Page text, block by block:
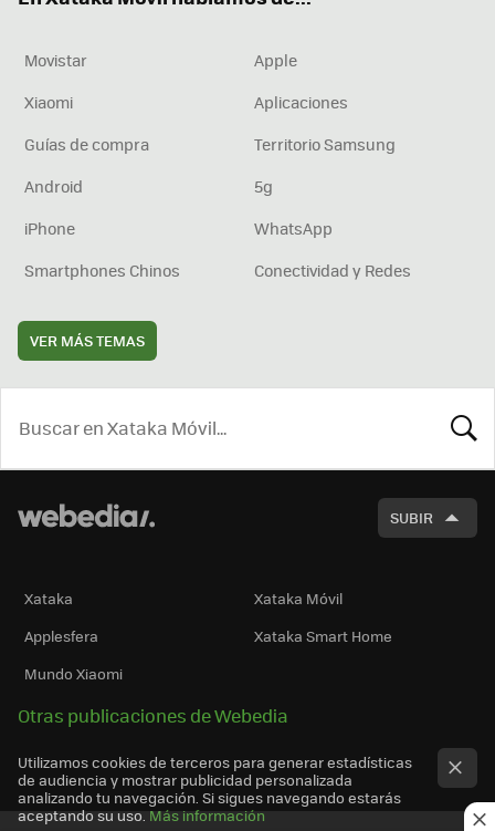
Movistar
Apple
Xiaomi
Aplicaciones
Guías de compra
Territorio Samsung
Android
5g
iPhone
WhatsApp
Smartphones Chinos
Conectividad y Redes
VER MÁS TEMAS
SUBIR
Xataka
Xataka Móvil
Applesfera
Xataka Smart Home
Mundo Xiaomi
Otras publicaciones de Webedia
Utilizamos cookies de terceros para generar estadísticas
de audiencia y mostrar publicidad personalizada
analizando tu navegación. Si sigues navegando estarás
aceptando su uso. Más información